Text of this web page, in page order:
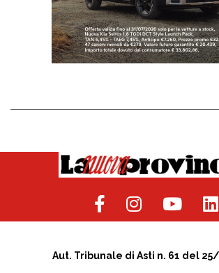
Aut. Tribunale di Asti n. 61 del